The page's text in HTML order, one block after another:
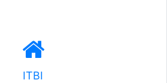
ITBI